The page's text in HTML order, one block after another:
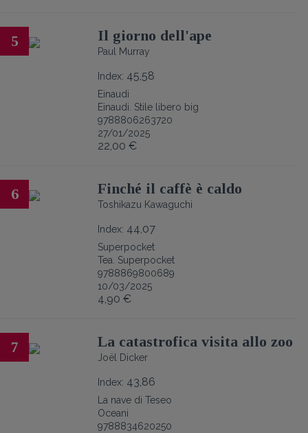
5 Il giorno dell'ape
Paul Murray
Index: 45,58
Einaudi
Einaudi. Stile libero big
9788806263720
27/01/2025
22,00 €
6 Finché il caffè è caldo
Toshikazu Kawaguchi
Index: 44,07
Superpocket
Tea. Superpocket
9788869800689
10/03/2025
4,90 €
7 La catastrofica visita allo zoo
Joël Dicker
Index: 43,86
La nave di Teseo
Oceani
9788834620250